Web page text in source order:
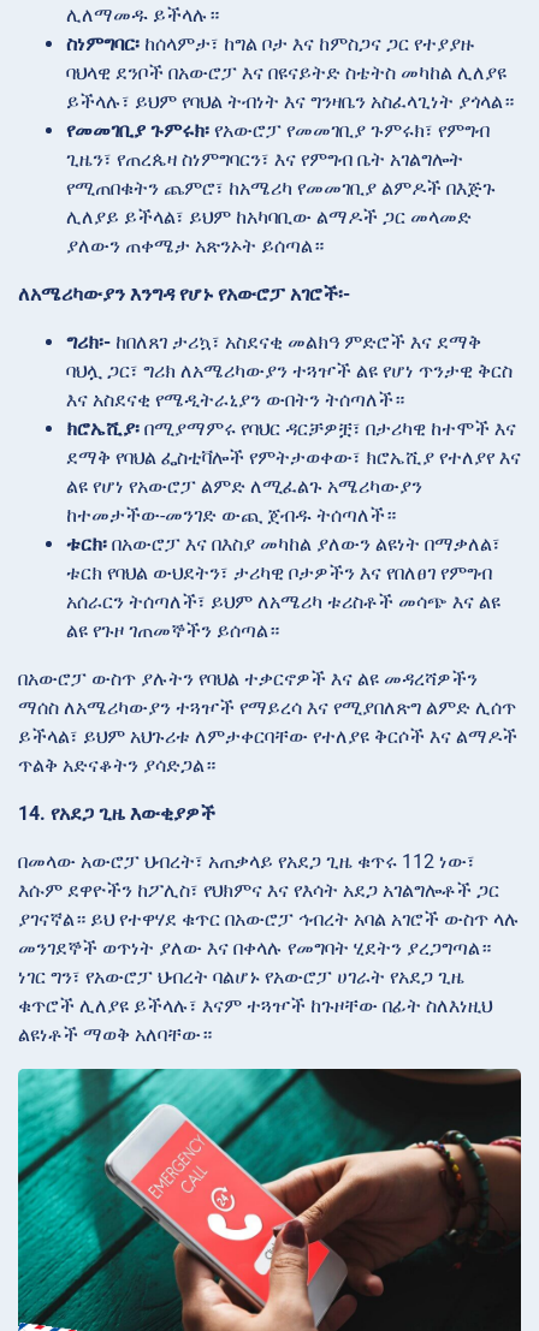
ሊለማመዱ ይችላሉ።
ስነምግባር፡ ከሰላምታ፣ ከግል ቦታ እና ከምስጋና ጋር የተያያዙ
ባህላዊ ደንቦች በአውሮፓ እና በዩናይትድ ስቴትስ መካከል ሊለያዩ
ይችላሉ፣ ይህም የባህል ትብነት እና ግንዛቤን አስፈላጊነት ያጎላል።
የመመገቢያ ጉምሩክ፡ የአውሮፓ የመመገቢያ ጉምሩክ፣ የምግብ
ጊዜን፣ የጠረጴዛ ስነምግባርን፣ እና የምግብ ቤት አገልግሎት
የሚጠበቁትን ጨምሮ፣ ከአሜሪካ የመመገቢያ ልምዶች በእጅጉ
ሊለያይ ይችላል፣ ይህም ከአካባቢው ልማዶች ጋር መላመድ
ያለውን ጠቀሜታ አጽንኦት ይሰጣል።
ለአሜሪካውያን እንግዳ የሆኑ የአውሮፓ አገሮች፡-
ግሪክ፡- ከበለጸገ ታሪኳ፣ አስደናቂ መልክዓ ምድሮች እና ደማቅ
ባህሏ ጋር፣ ግሪክ ለአሜሪካውያን ተጓዦች ልዩ የሆነ ጥንታዊ ቅርስ
እና አስደናቂ የሜዲትራኒያን ውበትን ትሰጣለች።
ክሮኤሺያ፡ በሚያማምሩ የባህር ዳርቻዎቿ፣ በታሪካዊ ከተሞች እና
ደማቅ የባህል ፌስቲቫሎች የምትታወቀው፣ ክሮኤሺያ የተለያየ እና
ልዩ የሆነ የአውሮፓ ልምድ ለሚፈልጉ አሜሪካውያን
ከተመታችው-መንገድ ውጪ ጀብዱ ትሰጣለች።
ቱርክ፡ በአውሮፓ እና በእስያ መካከል ያለውን ልዩነት በማቃለል፣
ቱርክ የባህል ውህደትን፣ ታሪካዊ ቦታዎችን እና የበለፀገ የምግብ
አሰራርን ትሰጣለች፣ ይህም ለአሜሪካ ቱሪስቶች መሳጭ እና ልዩ
ልዩ የጉዞ ገጠመኞችን ይሰጣል።
በአውሮፓ ውስጥ ያሉትን የባህል ተቃርኖዎች እና ልዩ መዳረሻዎችን
ማሰስ ለአሜሪካውያን ተጓዦች የማይረሳ እና የሚያበለጽግ ልምድ ሊሰጥ
ይችላል፣ ይህም አህጉሪቱ ለምታቀርባቸው የተለያዩ ቅርሶች እና ልማዶች
ጥልቅ አድናቆትን ያሳድጋል።
14. የአደጋ ጊዜ እውቂያዎች
በመላው አውሮፓ ህብረት፣ አጠቃላይ የአደጋ ጊዜ ቁጥሩ 112 ነው፣
እሱም ደዋዮችን ከፖሊስ፣ የህክምና እና የእሳት አደጋ አገልግሎቶች ጋር
ያገናኛል። ይህ የተዋሃደ ቁጥር በአውሮፓ ኅብረት አባል አገሮች ውስጥ ላሉ
መንገደኞች ወጥነት ያለው እና በቀላሉ የመግባት ሂደትን ያረጋግጣል።
ነገር ግን፣ የአውሮፓ ህብረት ባልሆኑ የአውሮፓ ሀገራት የአደጋ ጊዜ
ቁጥሮች ሊለያዩ ይችላሉ፣ እናም ተጓዦች ከጉዞቸው በፊት ስለእነዚህ
ልዩነቶች ማወቅ አለባቸው።